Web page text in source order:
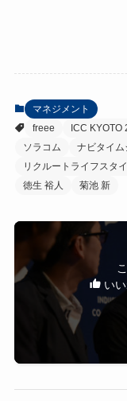
マネジメント
freee
ICC KYOTO
ソラコム
ナビタイム
リクルートライフスタ
徳生 裕人
菊池 新
い